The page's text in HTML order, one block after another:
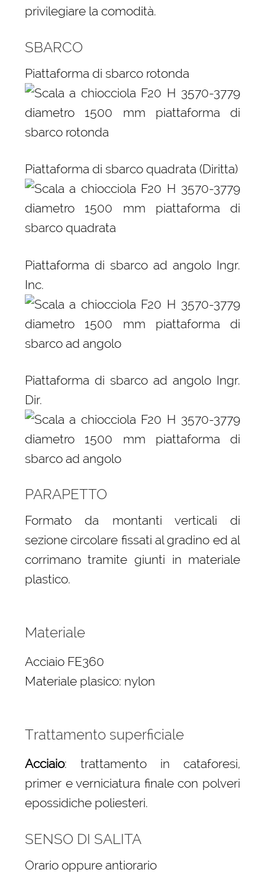
privilegiare la comodità.
SBARCO
Piattaforma di sbarco rotonda
Piattaforma di sbarco quadrata (Diritta)
Piattaforma di sbarco ad angolo Ingr.
Inc.
Piattaforma di sbarco ad angolo Ingr.
Dir.
PARAPETTO
Formato da montanti verticali di
sezione circolare fissati al gradino ed al
corrimano tramite giunti in materiale
plastico.
Materiale
Acciaio FE360
Materiale plasico: nylon
Trattamento superficiale
Acciaio: trattamento in cataforesi,
primer e verniciatura finale con polveri
epossidiche poliesteri.
SENSO DI SALITA
Orario oppure antiorario